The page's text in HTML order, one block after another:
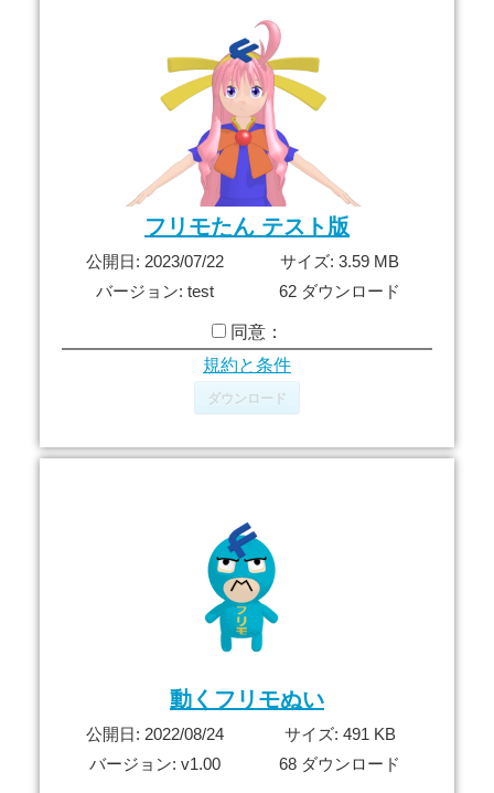
フリモたん テスト版
公開日: 2023/07/22
サイズ: 3.59 MB
バージョン: test
62 ダウンロード
同意：
規約と条件
ダウンロード
動くフリモぬい
公開日: 2022/08/24
サイズ: 491 KB
バージョン: v1.00
68 ダウンロード